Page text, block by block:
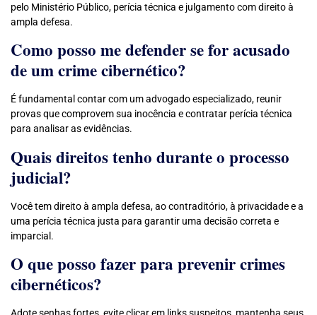
pelo Ministério Público, perícia técnica e julgamento com direito à
ampla defesa.
Como posso me defender se for acusado
de um crime cibernético?
É fundamental contar com um advogado especializado, reunir
provas que comprovem sua inocência e contratar perícia técnica
para analisar as evidências.
Quais direitos tenho durante o processo
judicial?
Você tem direito à ampla defesa, ao contraditório, à privacidade e a
uma perícia técnica justa para garantir uma decisão correta e
imparcial.
O que posso fazer para prevenir crimes
cibernéticos?